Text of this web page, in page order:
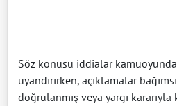
Söz konusu iddialar
uyandırırken, açıklamalar
doğrulanmış veya yargı